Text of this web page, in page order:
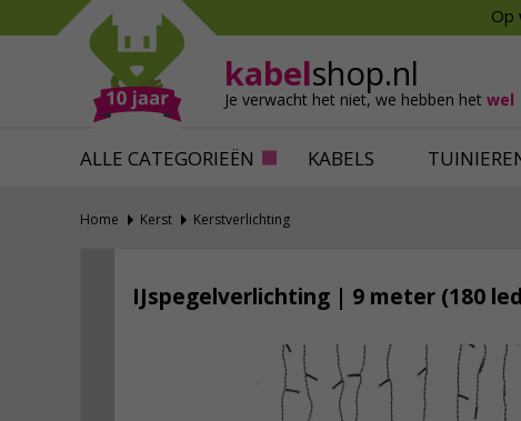
Op
kabelshop.nl
Je verwacht het niet, we hebben het wel
ALLE CATEGORIEËN KABELS
Mollen verjagen
Slakken bestrijden
Katten verjagen
Alles tegen ongedierte
Verfbenodigdheden
Behangbenodigdheden
Ventilatie
Home Kerst Kerstverlichting
IJspegelverlichting | 9 meter (180